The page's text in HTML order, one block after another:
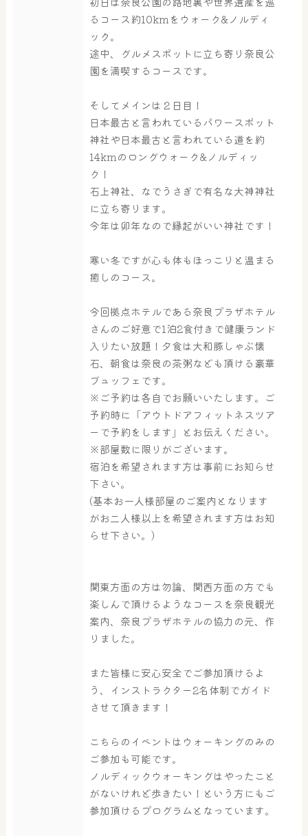
サウナ・岩盤浴
屋内レジャープール グルメ
奈良わんぱくランド
はしゃきっズ
ボディケア
その他施設
るコース約10kmをウォーク&ノルディ
ック。
途中、グルメスポットに立ち寄り奈良公
園を満喫するコースです。
そしてメインは２日目！
日本最古と言われているパワースポット
神社や日本最古と言われている道を約
14kmのロングウォーク&ノルディッ
ク！
石上神社、なでうさぎで有名な大神神社
に立ち寄ります。
今年は卯年なので縁起がいい神社です！
寒い冬ですが心も体もほっこりと温まる
癒しのコース。
今回拠点ホテルである奈良プラザホテル
さんのご好意で1泊2食付きで健康ランド
入りたい放題！夕食は大和豚しゃぶ懐
石、朝食は奈良の茶粥なども頂ける豪華
ブュッフェです。
※ご予約は各自でお願いいたします。ご
予約時に「アウトドアフィットネスツア
ーで予約をします」とお伝えください。
※部屋数に限りがございます。
宿泊を希望されます方は事前にお知らせ
下さい。
(基本お一人様部屋のご案内となります
がお二人様以上を希望されます方はお知
らせ下さい。)
関東方面の方は勿論、関西方面の方でも
楽しんで頂けるようなコースを奈良観光
案内、奈良プラザホテルの協力の元、作
りました。
また皆様に安心安全でご参加頂けるよ
う、インストラクター2名体制でガイド
させて頂きます！
こちらのイベントはウォーキングのみの
ご参加も可能です。
ノルディックウォーキングはやったこと
がないけれど歩きたい！という方にもご
参加頂けるプログラムとなっています。